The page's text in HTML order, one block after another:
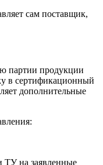
сам поставщик,
партии продукции
в сертификационный
дополнительные
ТУ на заявленные